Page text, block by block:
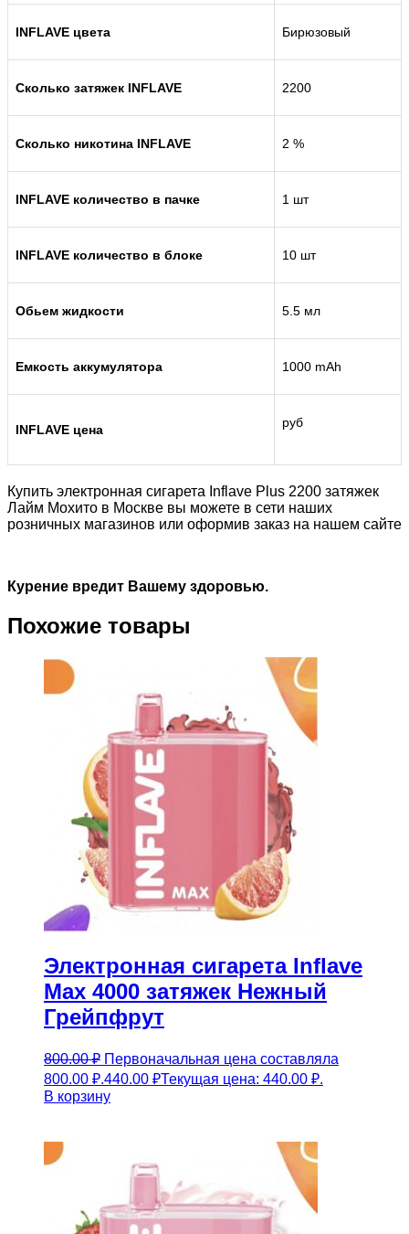
INFLAVE цвета Бирюзовый
Сколько затяжек INFLAVE 2200
Сколько никотина INFLAVE 2 %
INFLAVE количество в пачке 1 шт
INFLAVE количество в блоке 10 шт
Обьем жидкости 5.5 мл
Емкость аккумулятора 1000 mAh
INFLAVE цена руб
Купить электронная сигарета Inflave Plus 2200 затяжек
Лайм Мохито в Москве вы можете в сети наших
розничных магазинов или оформив заказ на нашем сайте
Курение вредит Вашему здоровью.
Похожие товары
Электронная сигарета Inflave
Max 4000 затяжек Нежный
Грейпфрут
800.00₽ Первоначальная цена составляла
800.00 ₽.440.00 ₽Текущая цена: 440.00 ₽.
В корзину